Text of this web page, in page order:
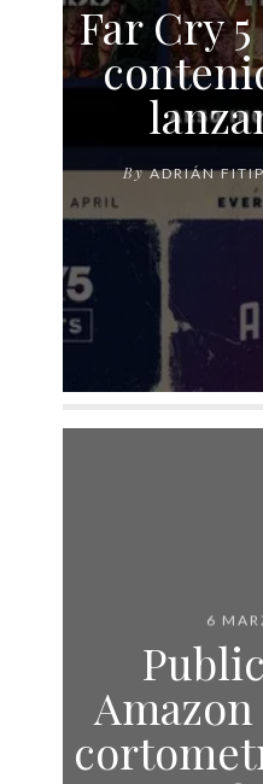
Far Cry
By ADRIÁN
6